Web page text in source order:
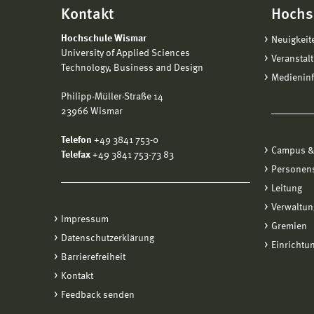
2)
Staff
Eine
week-
3)
Mit
der
- ggf.
-
-
Für
unter
Kontakt
Hochschule Wismar
University of Applied Sciences
Technology, Business and Design
Philipp-Müller-Straße 14
23966 Wismar
Telefon +49 3841 753-0
Telefax +49 3841 753-73 83
Impressum
Datenschutzerklärung
Barrierefreiheit
Kontakt
Feedback senden
Campus
Leitung
Gremien